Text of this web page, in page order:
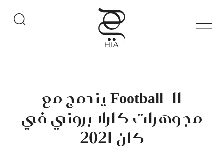
الـ Football يندمج مع
مجوهرات كارلا بروني في
كان 2021